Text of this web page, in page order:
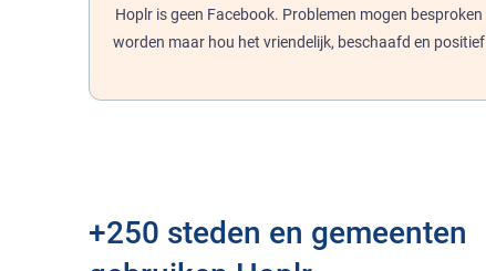
Hoplr is geen Facebook. Problemen mogen besproken
worden maar hou het vriendelijk, beschaafd en positief
+250 steden en gemeenten